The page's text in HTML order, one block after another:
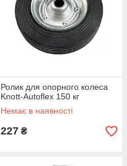
Ролик для опорного колеса
Knott-Autoflex 150 кг
Немає в наявності
227 ₴